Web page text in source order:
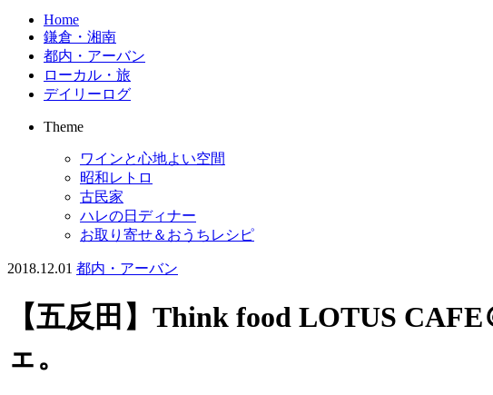
Home
鎌倉・湘南
都内・アーバン
ローカル・旅
デイリーログ
Theme
ワインと心地よい空間
昭和レトロ
古民家
ハレの日ディナー
お取り寄せ＆おうちレシピ
2018.12.01 都内・アーバン
【五反田】Think food LOTUS
ェ。